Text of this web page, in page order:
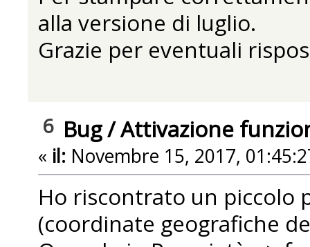
alla versione di luglio.
Grazie per eventuali
6 Bug/Attivazione
« il: Novembre 15, 2017,
Ho riscontrato un piccolo
(coordinate geografiche